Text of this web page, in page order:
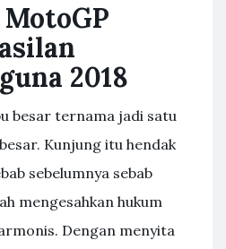
2018
besar ternama jadi satu
Kunjung itu hendak
sebelumnya sebab
mengesahkan hukum
Dengan menyita